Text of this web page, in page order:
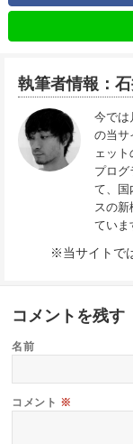
執筆者情報：
今では
の当サ
ェッ
プログ
て、国
スの新
ていま
※当サイトで
コメントを残す
名前
コメント ※